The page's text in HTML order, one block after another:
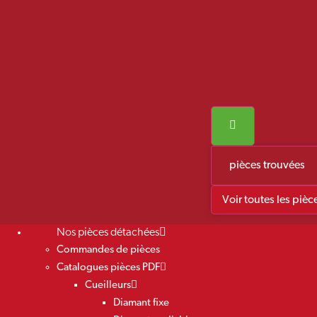
pièces trouvées
Voir toutes les
Nos pièces détachées
Commandes de pièces
Catalogues pièces PDF
Cueilleurs
Diamant fixe